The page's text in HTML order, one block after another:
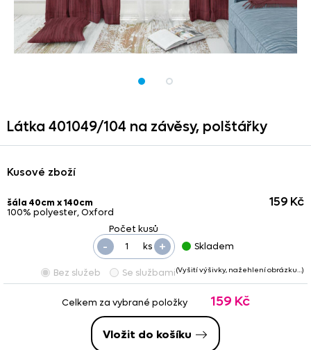
Látka 401049/104 na závěsy, polštářky
Kusové zboží
šála 40cm x 140cm
100% polyester, Oxford
ks +
-
159 Kč
Skladem
Bez služeb Se službami(Vyšití výšivky, nažehlení obrázku…)
Celkem za vybrané položky 159 Kč
Vložit do košíku